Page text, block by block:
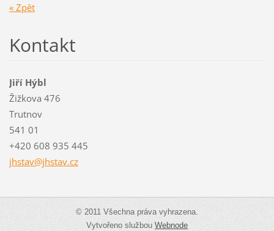
« Zpět
Kontakt
Jiří Hýbl
Žižkova 476
Trutnov
541 01
+420 608 935 445
jhstav@jhstav.cz
© 2011 Všechna práva vyhrazena.
Vytvořeno službouWebnode